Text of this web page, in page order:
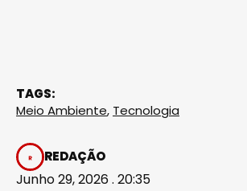
TAGS:
Meio Ambiente, Tecnologia
REDAÇÃO
Junho 29, 2026 . 20:35